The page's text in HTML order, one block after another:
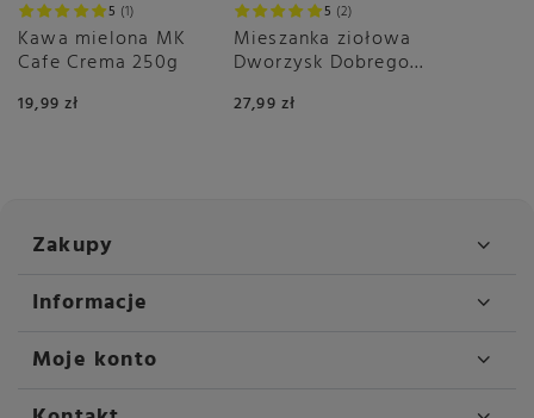
5 1
Kawa mielona MK
Cafe Crema 250g
19,99 zł
5 2
Mieszanka ziołowa
Dworzysk Dobrego
27,99 zł
Zakupy
Informacje
Moje konto